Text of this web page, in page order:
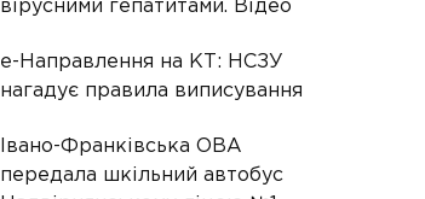
вірусними гепатитами. Відео
е-Направлення на КТ: НСЗУ
нагадує правила виписування
Івано-Франківська ОВА
передала шкільний автобус